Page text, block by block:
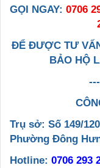
GỌI NGAY: 0706
ĐỂ ĐƯỢC TƯ
BẢO HỘ
Trụ sở: Số 149/
Phường Đông
Hotline: 0706 293